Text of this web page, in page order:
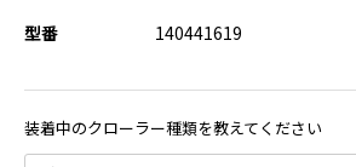
型番 140441619
装着中のクローラー種類を教えてください